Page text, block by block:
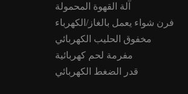
آلة القهوة المحمولة
فرن شواء يعمل بالغاز/الكهرباء
مخفوق الحليب الكهربائي
مفرمة لحم كهربائية
قدر الضغط الكهربائي